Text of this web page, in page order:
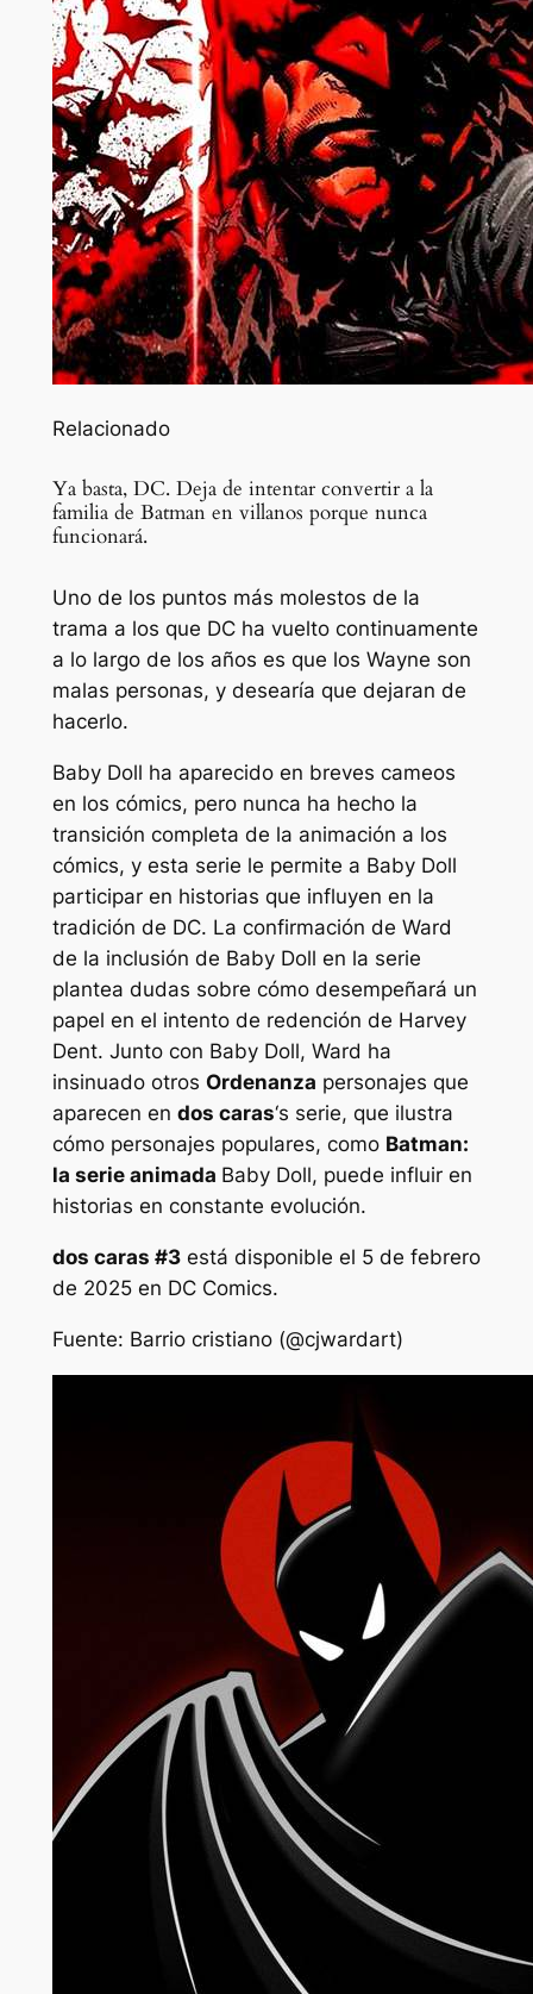
Relacionado
Ya basta, DC. Deja de intentar convertir a la
familia de Batman en villanos porque nunca
funcionará.
Uno de los puntos más molestos de la
trama a los que DC ha vuelto continuamente
a lo largo de los años es que los Wayne son
malas personas, y desearía que dejaran de
hacerlo.
Baby Doll ha aparecido en breves cameos
en los cómics, pero nunca ha hecho la
transición completa de la animación a los
cómics, y esta serie le permite a Baby Doll
participar en historias que influyen en la
tradición de DC. La confirmación de Ward
de la inclusión de Baby Doll en la serie
plantea dudas sobre cómo desempeñará un
papel en el intento de redención de Harvey
Dent. Junto con Baby Doll, Ward ha
insinuado otros Ordenanza personajes que
aparecen en dos caras‘s serie, que ilustra
cómo personajes populares, como Batman:
la serie animada Baby Doll, puede influir en
historias en constante evolución.
dos caras #3está disponible el 5 de febrero
de 2025 en DC Comics.
Fuente: Barrio cristiano (@cjwardart)